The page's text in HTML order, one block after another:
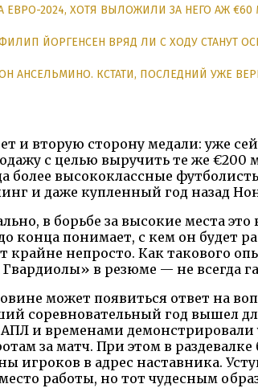
2024, ХОТЯ ВЫЛОЖИЛИ ЗА НЕГО АЖ €60
ЙОРГЕНСЕН ВРЯД ЛИ С ХОДУ СТАНУТ
АНСЕЛЬМИНО. КСТАТИ, ПОСЛЕДНИЙ УЖЕ
и вторую сторону медали: уже
с целью выручить те же €200
высококлассные
и даже купленный год назад
в борьбе за высокие места
конца понимает, с кем он будет
крайне непросто. Как такового
в резюме — не всегда
может появиться ответ на
соревновательный год вышел
и временами
за матч. При этом в
игроков в адрес наставника.
работы, но тот чудесным